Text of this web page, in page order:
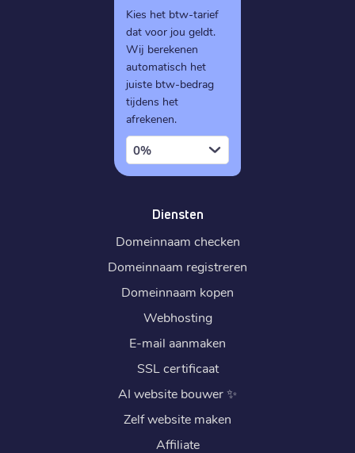
Kies het btw-tarief
dat voor jou geldt.
Wij berekenen
automatisch het
juiste btw-bedrag
tijdens het
afrekenen.
0%
Diensten
Domeinnaam checken
Domeinnaam registreren
Domeinnaam kopen
Webhosting
E-mail aanmaken
SSL certificaat
AI website bouwer✨
Zelf website maken
Affiliate